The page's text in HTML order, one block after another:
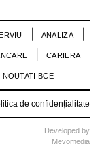
ANALIZA
CARIERA
NOUTATI BCE
de confidențialitate
Developed by
Mevomedia